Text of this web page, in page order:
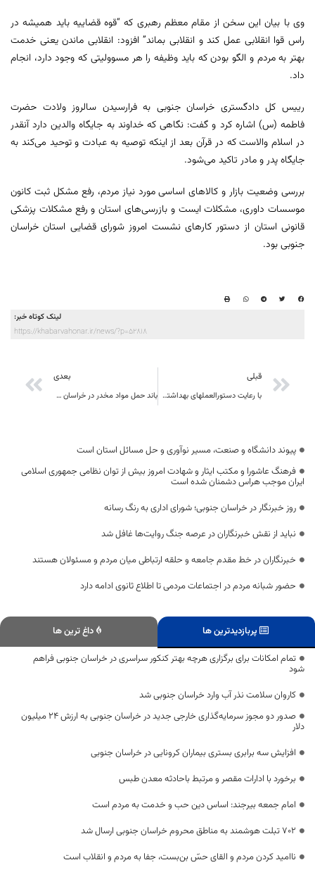
وی با بیان این سخن از مقام معظم رهبری که “قوه قضاییه باید همیشه در
راس قوا انقلابی عمل کند و انقلابی بماند” افزود: انقلابی ماندن یعنی خدمت
بهتر به مردم و الگو ‌بودن که باید وظیفه را هر مسوولیتی که وجود دارد، انجام
داد.
رییس کل دادگستری خراسان جنوبی به فرارسیدن سالروز ولادت حضرت
فاطمه (س) اشاره کرد و گفت: نگاهی که خداوند به جایگاه والدین دارد آنقدر
در اسلام والاست که در قرآن بعد از اینکه توصیه به عبادت و توحید می‌کند به
جایگاه پدر و مادر تاکید می‌شود.
بررسی وضعیت بازار و کالاهای اساسی مورد نیاز مردم، رفع مشکل ثبت کانون
موسسات داوری، مشکلات ایست و بازرسی‌های استان و رفع مشکلات پزشکی
قانونی استان از دستور کارهای نشست امروز شورای قضایی استان خراسان
جنوبی بود.
لینک کوتاه خبر:
https://khabarvahonar.ir/news/?p=52818
قبلی
با رعایت دستورالعملهای بهداشتی تدارک 4 هزار ویژه برنامه برای بزرگداشت دهه فجر در خراسان جنوبی
بعدی
باند حمل مواد مخدر در خراسان جنوبی متلاشی شد
پیوند دانشگاه و صنعت، مسیر نوآوری و حل مسائل استان است
فرهنگ عاشورا و مکتب ایثار و شهادت امروز بیش از توان نظامی جمهوری اسلامی
ایران موجب هراس دشمنان شده است
روز خبرنگار در خراسان جنوبی؛ شورای اداری به رنگ رسانه
نباید از نقش خبرنگاران در عرصه جنگ روایت‌ها غافل شد
خبرنگاران در خط مقدم جامعه و حلقه ارتباطی میان مردم و مسئولان هستند
حضور شبانه مردم در اجتماعات مردمی تا اطلاع ثانوی ادامه دارد
پربازدیدترین ها
داغ ترین ها
تمام امکانات برای برگزاری هرچه بهتر کنکور سراسری در خراسان جنوبی فراهم
شود
کاروان سلامت نذر آب وارد خراسان جنوبی شد
صدور دو مجوز سرمایه‌گذاری خارجی جدید در خراسان جنوبی به ارزش ۲۴ میلیون
دلار
افزایش سه برابری بستری بیماران کرونایی در خراسان جنوبی
برخورد با ادارات مقصر و مرتبط باحادثه معدن طبس
امام جمعه بیرجند: اساس دین حب و خدمت به مردم است
۷۰۲ تبلت هوشمند به مناطق محروم خراسان جنوبی ارسال شد
ناامید کردن مردم و القای حسّ بن‌بست، جفا به مردم و انقلاب است